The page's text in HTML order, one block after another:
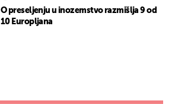
O preseljenju u inozemstvo razmišlja 9 od
10 Europljana